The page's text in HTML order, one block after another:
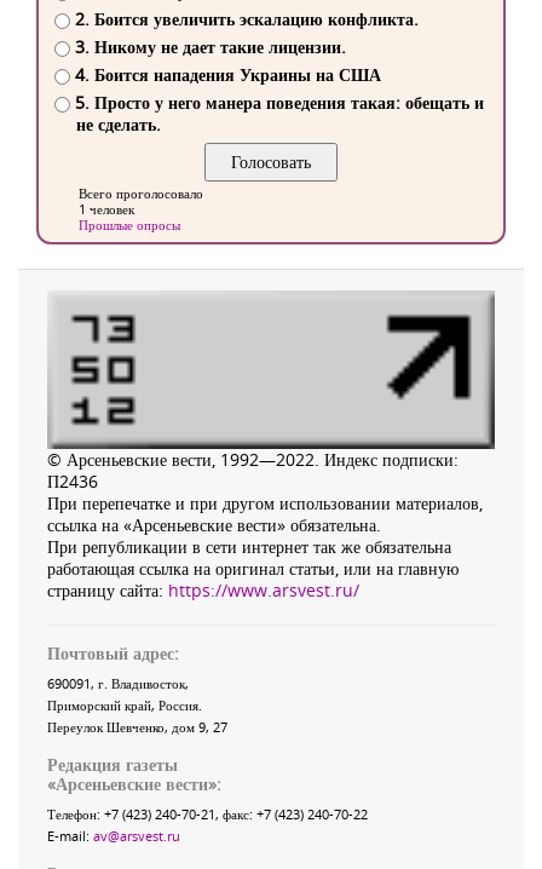
2. Боится увеличить эскалацию конфликта.
3. Никому не дает такие лицензии.
4. Боится нападения Украины на США
5. Просто у него манера поведения такая: обещать и
не сделать.
Всего проголосовало
1 человек
Прошлые опросы
© Арсеньевские вести, 1992—2022. Индекс подписки:
П2436
При перепечатке и при другом использовании материалов,
ссылка на «Арсеньевские вести» обязательна.
При републикации в сети интернет так же обязательна
работающая ссылка на оригинал статьи, или на главную
страницу сайта: https://www.arsvest.ru/
Почтовый адрес:
690091, г. Владивосток,
Приморский край, Россия
Переулок Шевченко, дом 9, 27
Редакция газеты
«Арсеньевские вести»:
Телефон: +7 (423) 240-70-21, факс: +7 (423) 240-70-22
E-mail: av@arsvest.ru